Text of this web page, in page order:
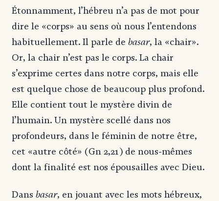
Étonnamment, l’hébreu n’a pas de mot pour
dire le «corps» au sens où nous l’entendons
habituellement. Il parle de basar, la «chair».
Or, la chair n’est pas le corps. La chair
s’exprime certes dans notre corps, mais elle
est quelque chose de beaucoup plus profond.
Elle contient tout le mystère divin de
l’humain. Un mystère scellé dans nos
profondeurs, dans le féminin de notre être,
cet «autre côté» (Gn 2,21) de nous-mêmes
dont la finalité est nos épousailles avec Dieu.
Dans basar, en jouant avec les mots hébreux,